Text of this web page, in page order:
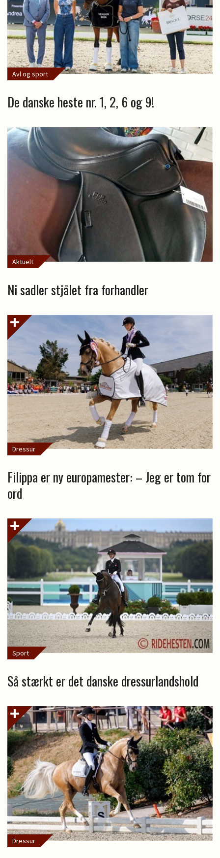
Avl og sport
De danske heste nr. 1, 2, 6 og 9!
Aktuelt
Ni sadler stjålet fra forhandler
Dressur
Filippa er ny europamester: – Jeg er tom for
ord
Sport
Så stærkt er det danske dressurlandshold
Dressur